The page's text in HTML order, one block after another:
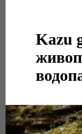
Kazu